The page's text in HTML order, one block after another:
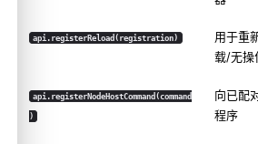
api.registerReload(registration)
用于重
载/无操
api.registerNodeHostCommand(command
)
向已配
程序